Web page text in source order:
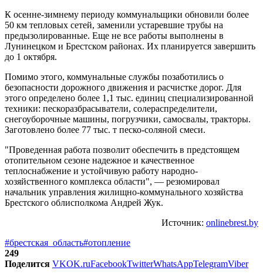
К осенне-зимнему периоду коммунальщики обновили более
50 км тепловых сетей, заменили устаревшие трубы на
предызолированные. Еще не все работы выполнены в
Лунинецком и Брестском районах. Их планируется завершить
до 1 октября.
Помимо этого, коммунальные службы позаботились о
безопасности дорожного движения и расчистке дорог. Для
этого определено более 1,1 тыс. единиц специализированной
техники: пескоразбрасыватели, солераспределители,
снегоуборочные машины, погрузчики, самосвалы, тракторы.
Заготовлено более 77 тыс. т песко-соляной смеси.
"Проведенная работа позволит обеспечить в предстоящем
отопительном сезоне надежное и качественное
теплоснабжение и устойчивую работу народно-
хозяйственного комплекса области", — резюмировал
начальник управления жилищно-коммунального хозяйства
Брестского облисполкома Андрей Жук.
Источник: onlinebrest.by
#брестская_область#отопление
249
Поделится VKOK.ruFacebookTwitterWhatsAppTelegramViber